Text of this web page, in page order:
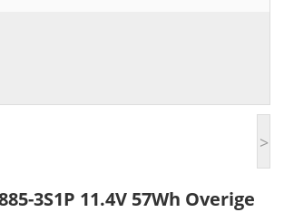
>
3S1P 11.4V 57Wh Overige